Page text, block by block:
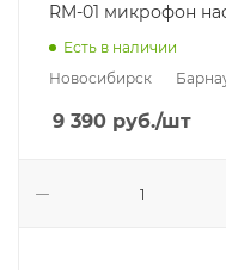
RM-01 микрофон
Есть в наличии
Новосибирск
9 390 руб./шт